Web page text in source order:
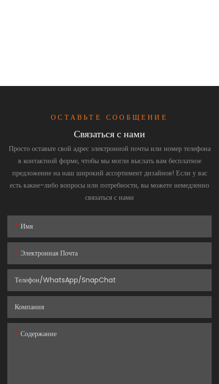
ОСТАВЬТЕ СООБЩЕНИЕ
Связаться с нами
Просто оставьте свой адрес электронной почты или номер телефона
в контактной форме, чтобы мы могли выслать вам бесплатное
предложение на наш широкий ассортимент дизайнов! Если у вас
есть какие-либо вопросы или потребности, вы можете немедленно
связаться с нами
Имя
Электронная Почта
Телефон/WhatsApp/SnapChat
Компания
Содержание